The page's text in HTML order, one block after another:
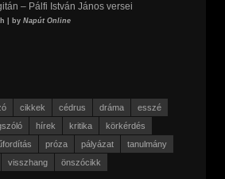
– Pálfi István János versei
| by Napút Online
cikkek cédrus dráma
esszé
hírek kritika
körkérdés
próza pályázat
tanulmány
visszhang önszócikk